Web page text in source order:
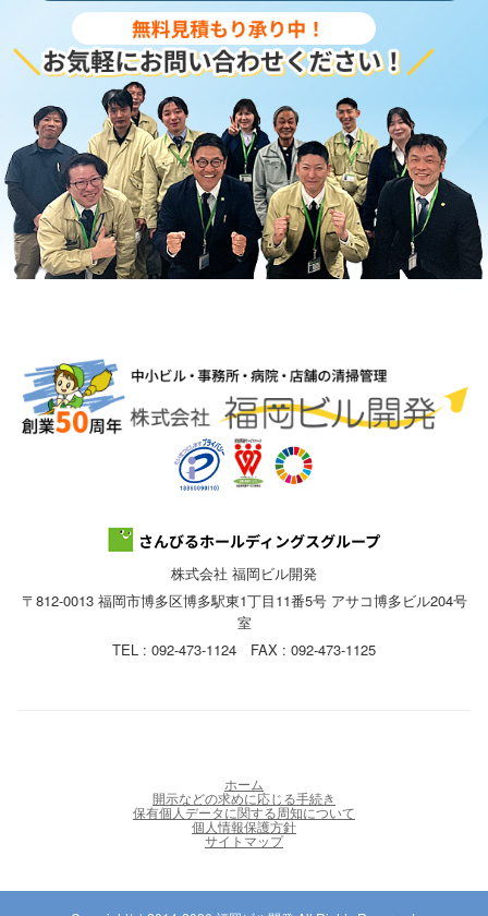
株式会社 福岡ビル開発
〒812-0013 福岡市博多区博多駅東1丁目11番5号 アサコ博多ビル204号
室
TEL : 092-473-1124 FAX : 092-473-1125
ホーム
開示などの求めに応じる手続き
保有個人データに関する周知について
個人情報保護方針
サイトマップ